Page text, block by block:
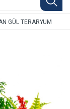
GÜL TERARYUM